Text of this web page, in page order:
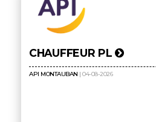
CHAUFFEUR PL
API MONTAUBAN | 04-08-2026